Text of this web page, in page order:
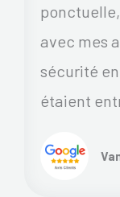
avec mes
sécurité
étaient